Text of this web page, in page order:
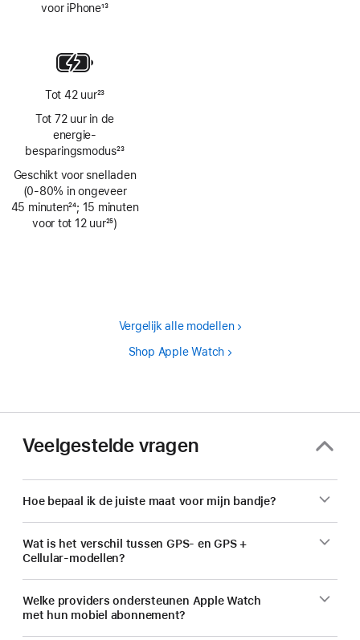
voor iPhone13
Tot 42 uur23
Tot 72 uur in de
energie­
besparingsmodus23
Geschikt voor snelladen
(0‑80% in ongeveer
45 minuten
Voetnoot
24; 15 minuten
voor tot 12 uur25)
Vergelijk alle modellen
Shop Apple Watch
Veelgestelde vragen
Hoe bepaal ik de juiste maat voor mijn bandje?
Wat is het verschil tussen GPS- en GPS +
Cellular-modellen?
Welke providers ondersteunen Apple Watch
met hun mobiel abonnement?